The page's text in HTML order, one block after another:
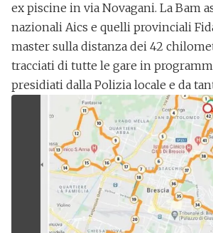
ex piscine in via Novagani. La Bam
nazionali Aics e quelli provinciali
master sulla distanza dei 42
tracciati di tutte le gare in
presidiati dalla Polizia locale e da